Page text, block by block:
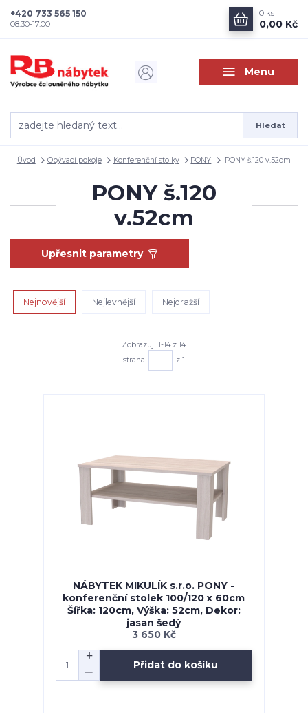
Menu
Hledat
+420 733 565 150
08.30-17.00
0 ks
0,00 Kč
Úvod Obývací pokoje Konferenční stolky PONY PONY š.120 v.52cm
PONY š.120
v.52cm
Upřesnit parametry
Nejnovější Nejlevnější Nejdražší
Zobrazuji 1-14 z 14
strana
z 1
NÁBYTEK MIKULÍK s.r.o. PONY -
konferenční stolek 100/120 x 60cm
Šířka: 120cm, Výška: 52cm, Dekor:
jasan šedý
3 650 Kč
Přidat do košíku